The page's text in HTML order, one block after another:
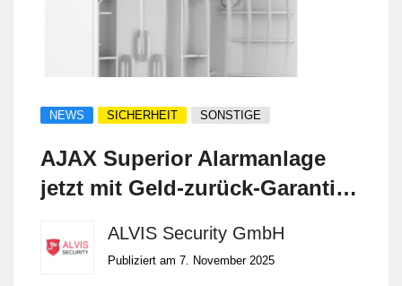
NEWS SICHERHEIT SONSTIGE
AJAX Superior Alarmanlage
jetzt mit Geld-zurück-Garantie
GmbH
ALVIS Security GmbH
Publiziert am 7. November 2025